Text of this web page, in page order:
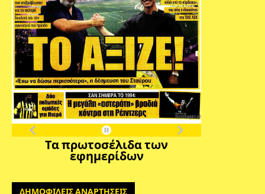
Τα πρωτοσέλιδα των
εφημερίδων
ΔΗΜΟΦΙΛΕΙΣ ΑΝΑΡΤΗΣΕΙΣ